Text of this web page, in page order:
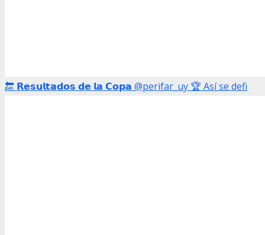
🔚 𝗥𝗲𝘀𝘂𝗹𝘁𝗮𝗱𝗼𝘀 𝗱𝗲 𝗹𝗮 𝗖𝗼𝗽𝗮 @perifar_uy 🏆 Así se defi